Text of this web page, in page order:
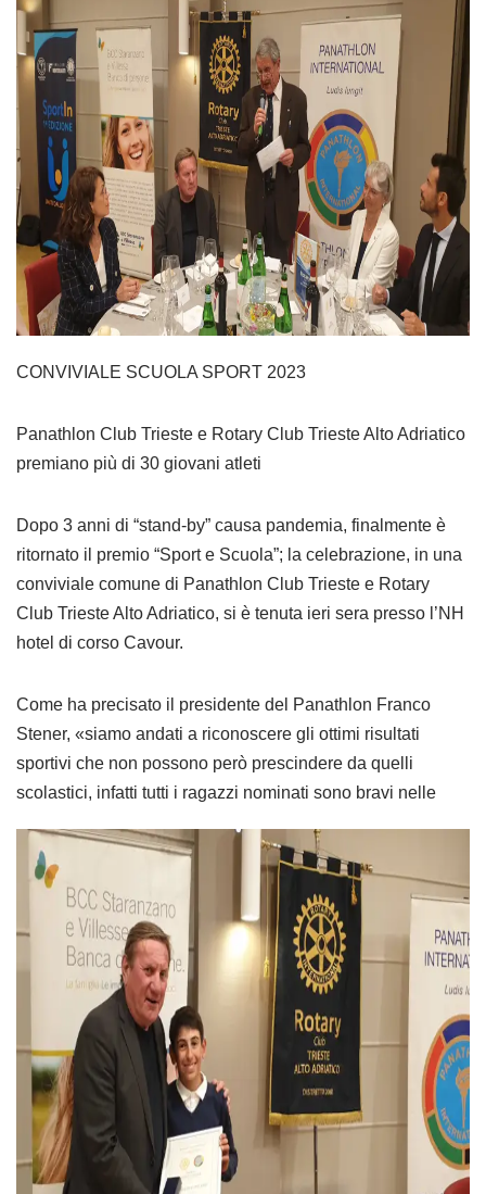
CONVIVIALE SCUOLA SPORT 2023
Panathlon Club Trieste e Rotary Club Trieste Alto Adriatico
premiano più di 30 giovani atleti
Dopo 3 anni di “stand-by” causa pandemia, finalmente è
ritornato il premio “Sport e Scuola”; la celebrazione, in una
conviviale comune di Panathlon Club Trieste e Rotary
Club Trieste Alto Adriatico, si è tenuta ieri sera presso l’NH
hotel di corso Cavour.
Come ha precisato il presidente del Panathlon Franco
Stener, «siamo andati a riconoscere gli ottimi risultati
sportivi che non possono però prescindere da quelli
scolastici, infatti tutti i ragazzi nominati sono bravi nelle